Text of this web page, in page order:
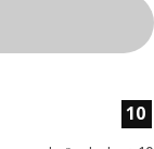
المنتج